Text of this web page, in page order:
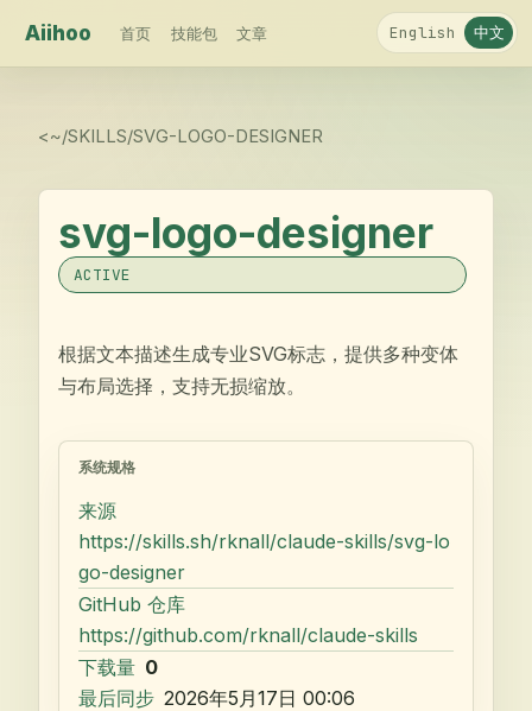
Aiihoo 首页 技能包 文章 English 中文
<~/SKILLS/SVG-LOGO-DESIGNER
svg-logo-designer
ACTIVE
根据文本描述生成专业SVG标志，提供多种变体
与布局选择，支持无损缩放。
系统规格
来源
https://skills.sh/rknall/claude-skills/svg-lo
go-designer
GitHub 仓库
https://github.com/rknall/claude-skills
下载量 0
最后同步 2026年5月17日 00:06